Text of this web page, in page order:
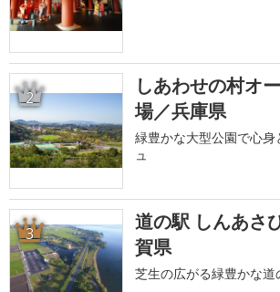
2
しあわせの村オ
場／兵庫県
緑豊かな大型公園で心
ュ
3
道の駅 しんあさ
賀県
芝生の広がる緑豊かな道